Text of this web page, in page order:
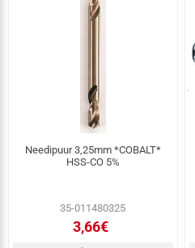
Needipuur 3,25mm *COBALT*
HSS-CO 5%
35-011480325
3,66€